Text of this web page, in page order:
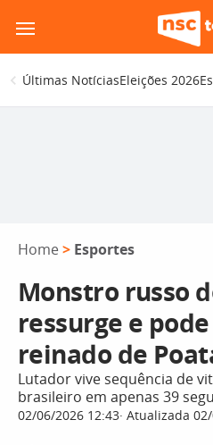
para
o
conteúdo
Últimas NotíciasEleições 2026
Home > Esportes
Monstro russo
ressurge e
reinado de
Lutador vive sequência de
brasileiro em apenas 39
02/06/2026 12:43 Atualizada